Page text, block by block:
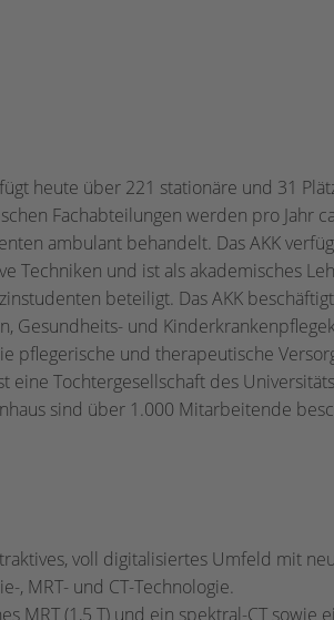
heute über 221 stationäre und 31
Fachabteilungen werden pro Jahr
ambulant behandelt. Das AKK
Techniken und ist als akademisches
beteiligt. Das AKK
Gesundheits- und
pflegerische und therapeutische
eine Tochtergesellschaft des
sind über 1.000 Mitarbeitende
voll digitalisiertes Umfeld mit
, MRT- und CT-Technologie.
MRT (1,5 T) und ein spektral-CT sowie